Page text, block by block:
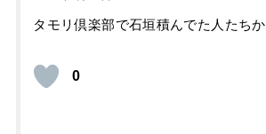
タモリ倶楽部で石垣積んでた人たちか
0